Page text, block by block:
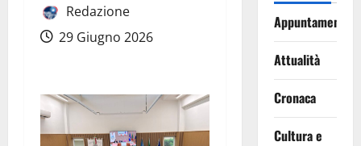
Redazione
29 Giugno 2026
Appuntamenti
Attualità
Cronaca
Cultura e